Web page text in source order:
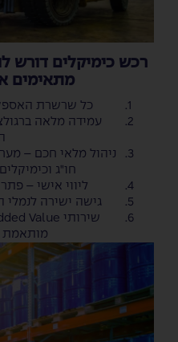
רכש כימיקלים דורש
מתאימים
כל שרשרת
עמידה מלאה
ניהול מלאי חכם –
חו"ג
ליווי אישי –
גישה ישירה לנמלי
מותאמת